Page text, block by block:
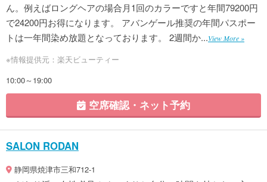
ん。例えばロングヘアの場合月1回のカラーですと年間79200円
で24200円お得になります。 アバンゲール推奨の年間パスポー
トは一年間染め放題となっております。 2週間か...View More »
※情報提供元：楽天ビューティー
10:00～19:00
空席確認・ネット予約
SALON RODAN
静岡県焼津市三和712-1